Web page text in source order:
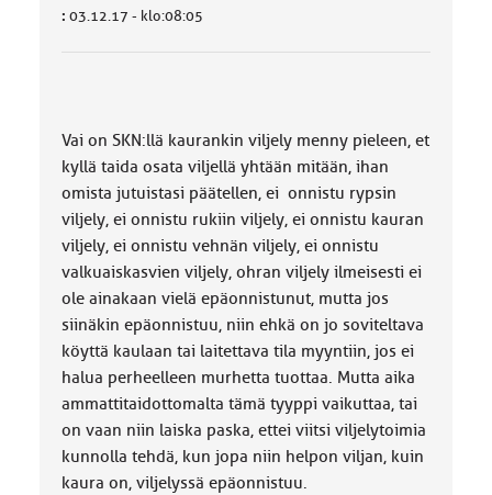
: 03.12.17 - klo:08:05
Vai on SKN:llä kaurankin viljely menny pieleen, et
kyllä taida osata viljellä yhtään mitään, ihan
omista jutuistasi päätellen, ei onnistu rypsin
viljely, ei onnistu rukiin viljely, ei onnistu kauran
viljely, ei onnistu vehnän viljely, ei onnistu
valkuaiskasvien viljely, ohran viljely ilmeisesti ei
ole ainakaan vielä epäonnistunut, mutta jos
siinäkin epäonnistuu, niin ehkä on jo soviteltava
köyttä kaulaan tai laitettava tila myyntiin, jos ei
halua perheelleen murhetta tuottaa. Mutta aika
ammattitaidottomalta tämä tyyppi vaikuttaa, tai
on vaan niin laiska paska, ettei viitsi viljelytoimia
kunnolla tehdä, kun jopa niin helpon viljan, kuin
kaura on, viljelyssä epäonnistuu.